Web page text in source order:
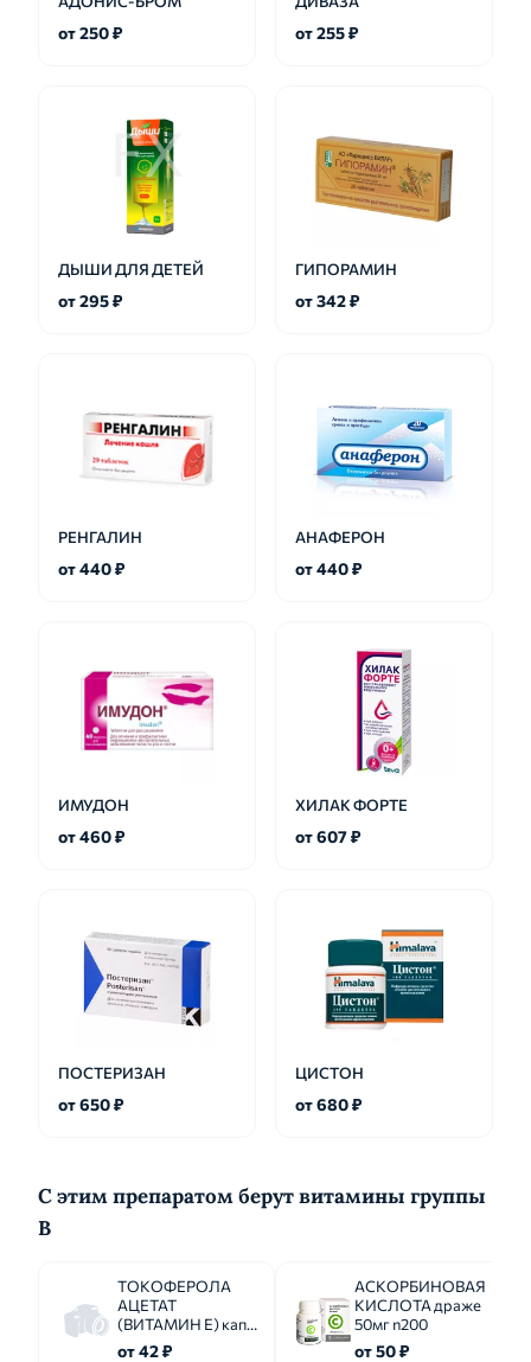
от 250 ₽ от 255 ₽
ДЫШИ ДЛЯ ДЕТЕЙ
от 295 ₽
ГИПОРАМИН
от 342 ₽
РЕНГАЛИН
от 440 ₽
АНАФЕРОН
от 440 ₽
ИМУДОН
от 460 ₽
ХИЛАК ФОРТЕ
от 607 ₽
ПОСТЕРИЗАН
от 650 ₽
ЦИСТОН
от 680 ₽
С этим препаратом берут витамины группы
B
ТОКОФЕРОЛА
АЦЕТАТ
(ВИТАМИН Е) капс.
100мг n10
от 42 ₽
АСКОРБИНОВАЯ
КИСЛОТА драже
50мг n200
от 50 ₽